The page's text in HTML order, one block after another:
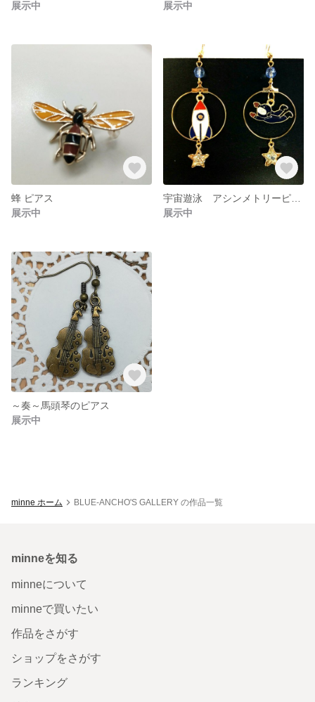
展示中 展示中
蜂 ピアス
展示中
展示中
～奏～馬頭琴のピアス
展示中
minne ホーム BLUE-ANCHO'S GALLERY の作品一覧
minneを知る
minneについて
minneで買いたい
作品をさがす
ショップをさがす
ランキング